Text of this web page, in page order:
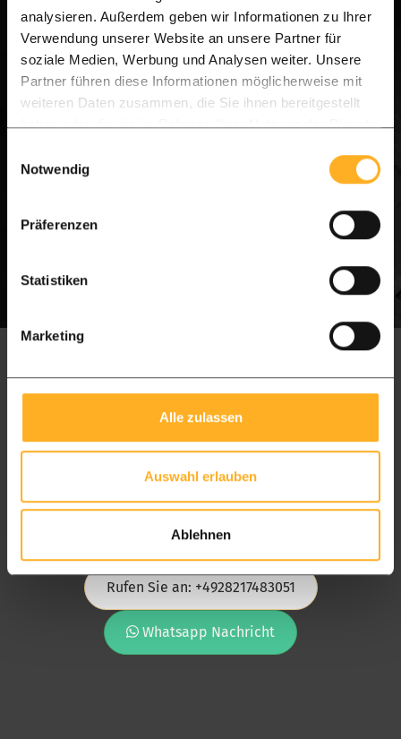
analysieren. Außerdem geben wir Informationen zu Ihrer
Verwendung unserer Website an unsere Partner für
soziale Medien, Werbung und Analysen weiter. Unsere
Partner führen diese Informationen möglicherweise mit
weiteren Daten zusammen, die Sie ihnen bereitgestellt
haben oder die sie im Rahmen Ihrer Nutzung der Dienste
Notwendig
Präferenzen
Statistiken
Marketing
Alle zulassen
Auswahl erlauben
Ablehnen
über WhatsApp.
[Senden Sie eine Nachricht an unser Team] – Wir
Chantal, Seniorberaterin im Beratungsteam
Unser Beratungsteam, zu Ihren Diensten
Rufen Sie an: +4928217483051
Whatsapp Nachricht